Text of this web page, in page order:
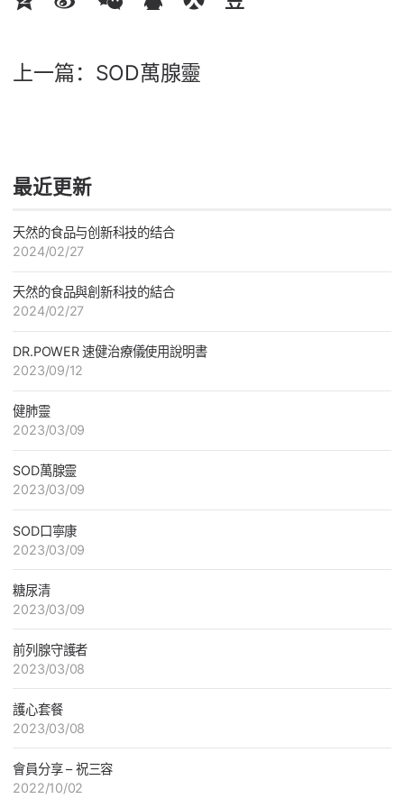
上一篇： SOD萬腺靈
最近更新
天然的食品与创新科技的结合
2024/02/27
天然的食品與創新科技的結合
2024/02/27
DR.POWER 速健治療儀使用說明書
2023/09/12
健肺靈
2023/03/09
SOD萬腺靈
2023/03/09
SOD口寧康
2023/03/09
糖尿清
2023/03/09
前列腺守護者
2023/03/08
護心套餐
2023/03/08
會員分享 – 祝三容
2022/10/02